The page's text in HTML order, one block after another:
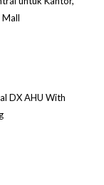
Mall
DX AHU With